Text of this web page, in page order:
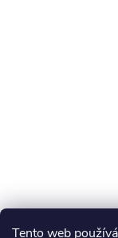
Tento web